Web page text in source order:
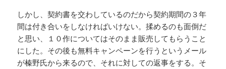
しかし、契約書を交わしているのだから契約期間の３年
間は付き合いをしなければいけない。揉めるのも面倒だ
と思い、１０作についてはそのまま販売してもらうこと
にした。その後も無料キャンペーンを行うというメール
が榛野氏から来るので、それに対しての返事をする。そ